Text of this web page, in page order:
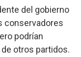
del gobierno
conservadores
podrían
otros partidos.